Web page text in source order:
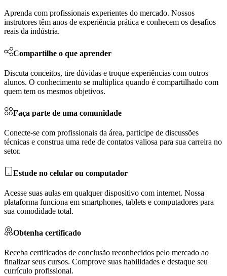
Aprenda com profissionais experientes do mercado. Nossos
instrutores têm anos de experiência prática e conhecem os desafios
reais da indústria.
Compartilhe o que aprender
Discuta conceitos, tire dúvidas e troque experiências com outros
alunos. O conhecimento se multiplica quando é compartilhado com
quem tem os mesmos objetivos.
Faça parte de uma comunidade
Conecte-se com profissionais da área, participe de discussões
técnicas e construa uma rede de contatos valiosa para sua carreira no
setor.
Estude no celular ou computador
Acesse suas aulas em qualquer dispositivo com internet. Nossa
plataforma funciona em smartphones, tablets e computadores para
sua comodidade total.
Obtenha certificado
Receba certificados de conclusão reconhecidos pelo mercado ao
finalizar seus cursos. Comprove suas habilidades e destaque seu
currículo profissional.